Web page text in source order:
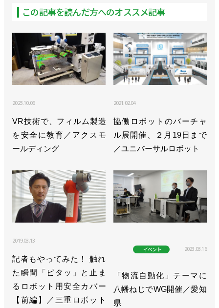
この記事を読んだ方へのオススメ記事
2023.10.06
VR技術で、フィルム製造
を安全に教育／アクスモ
ールディング
2021.02.04
協働ロボットのバーチャ
ル展開催、２月19日まで
／ユニバーサルロボット
2019.03.13
記者もやってみた！ 触れ
た瞬間「ピタッ」と止ま
るロボット用安全カバー
【前編】／三重ロボット
イベント 2023.03.16
「物流自動化」テーマに
八幡ねじでWG開催／愛知
県